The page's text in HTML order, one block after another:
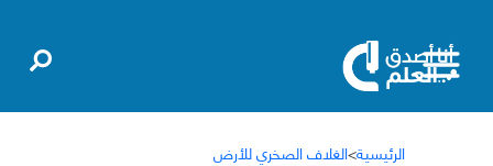
الرئيسية>الغلاف الصخري للأرض